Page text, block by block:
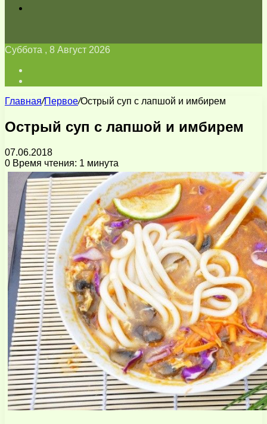
Суббота , 8 Август 2026
Главная/Первое/Острый суп с лапшой и имбирем
Острый суп с лапшой и имбирем
07.06.2018
0 Время чтения: 1 минута